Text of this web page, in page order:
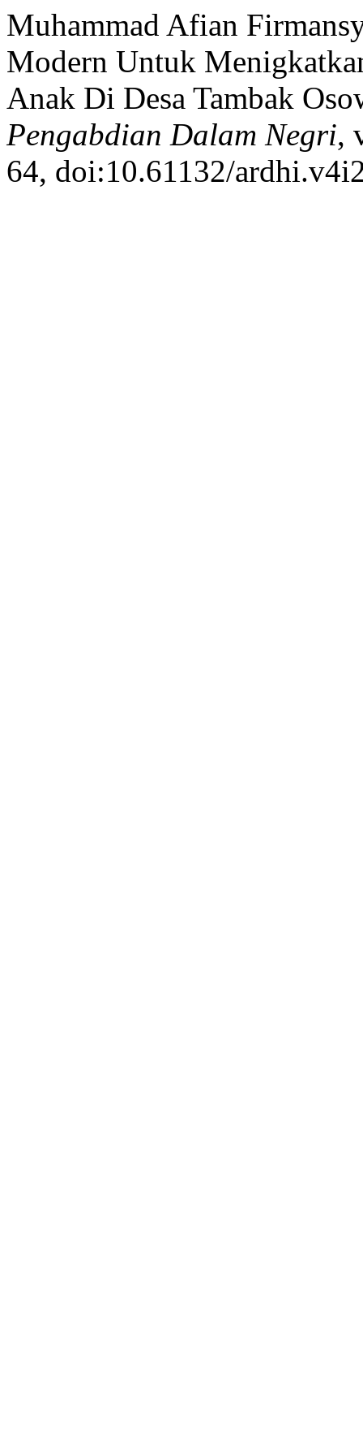
Muhammad Afian
Modern Untuk
Anak Di Desa Tambak
Pengabdian Dalam Negri,
64, doi:10.61132/